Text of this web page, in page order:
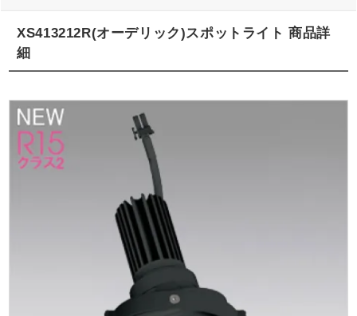
XS413212R(オーデリック)スポットライト 商品詳
細